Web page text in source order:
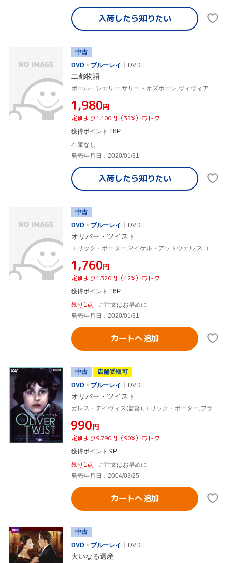
入荷したら知りたい
中古
DVD・ブルーレイ
DVD
二都物語
¥1,980円
定価より1,100円（35%）おトク
獲得ポイント 18P
在庫なし
発売年月日：2020/01/31
入荷したら知りたい
中古
DVD・ブルーレイ
DVD
オリバー・ツイスト
¥1,760円
定価より1,320円（42%）おトク
獲得ポイント 16P
残り1点
ご注文はお早めに
発売年月日：2020/01/31
カートへ追加
中古
店舗受取可
DVD・ブルーレイ
DVD
オリバー・ツイスト
¥990円
定価より9,790円（90%）おトク
獲得ポイント 9P
残り1点
ご注文はお早めに
発売年月日：2004/03/25
カートへ追加
中古
DVD・ブルーレイ
DVD
大いなる遺産